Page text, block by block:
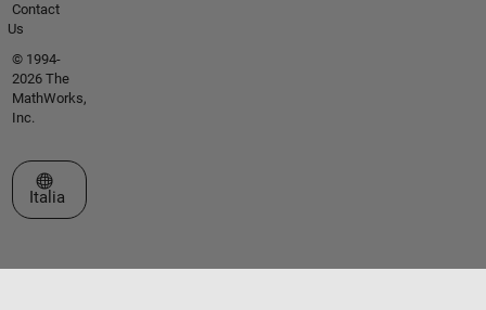
Contact
Us
© 1994-
2026 The
MathWorks,
Inc.
Seleziona un sito web
Italia